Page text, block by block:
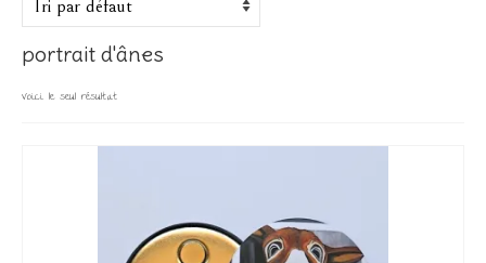
Articles
A propos
Boutique
Les Créations
portrait d'ânes
Voici le seul résultat